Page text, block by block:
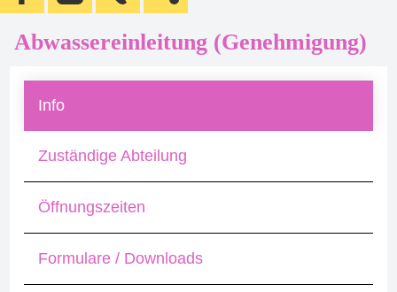
Abwassereinleitung (Genehmigung)
Info
Zuständige Abteilung
Öffnungszeiten
Formulare / Downloads